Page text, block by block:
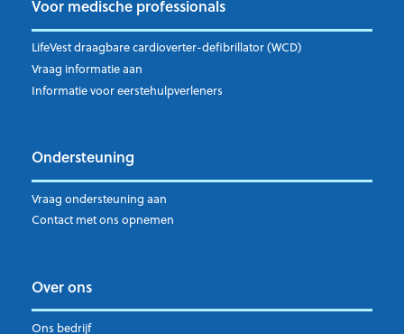
Voor medische professionals
LifeVest draagbare cardioverter-defibrillator (WCD)
Vraag informatie aan
Informatie voor eerstehulpverleners
Ondersteuning
Vraag ondersteuning aan
Contact met ons opnemen
Over ons
Ons bedrijf